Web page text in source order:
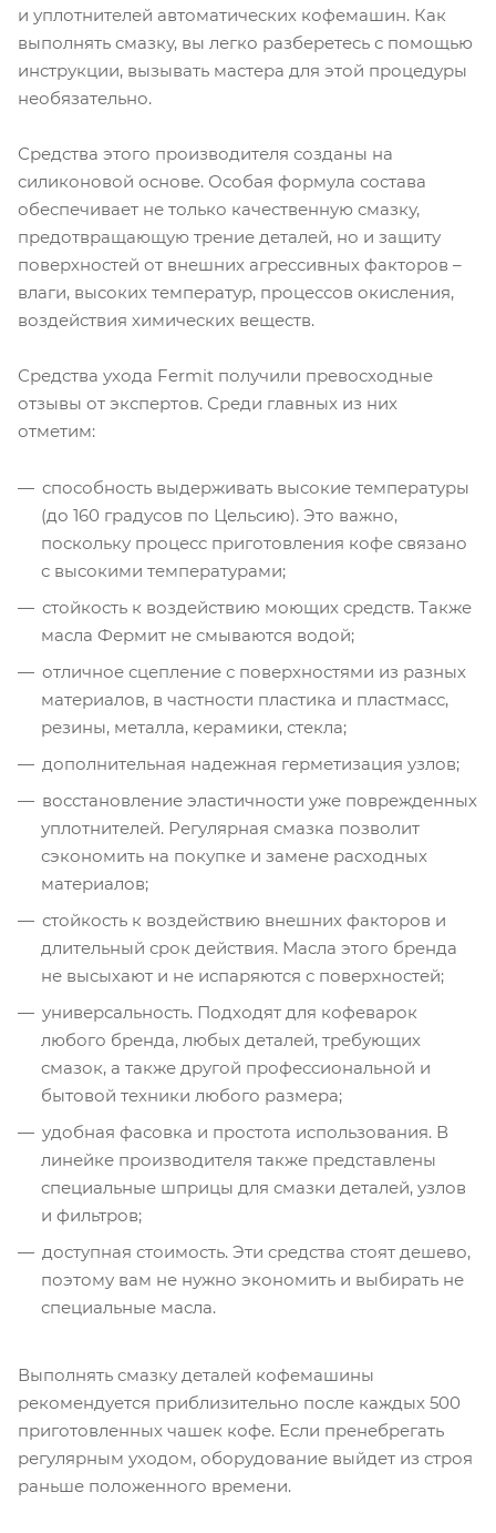
и уплотнителей автоматических кофемашин. Как
выполнять смазку, вы легко разберетесь с помощью
инструкции, вызывать мастера для этой процедуры
необязательно.
Средства этого производителя созданы на
силиконовой основе. Особая формула состава
обеспечивает не только качественную смазку,
предотвращающую трение деталей, но и защиту
поверхностей от внешних агрессивных факторов –
влаги, высоких температур, процессов окисления,
воздействия химических веществ.
Средства ухода Fermit получили превосходные
отзывы от экспертов. Среди главных из них
отметим:
способность выдерживать высокие температуры
(до 160 градусов по Цельсию). Это важно,
поскольку процесс приготовления кофе связано
с высокими температурами;
стойкость к воздействию моющих средств. Также
масла Фермит не смываются водой;
отличное сцепление с поверхностями из разных
материалов, в частности пластика и пластмасс,
резины, металла, керамики, стекла;
дополнительная надежная герметизация узлов;
восстановление эластичности уже поврежденных
уплотнителей. Регулярная смазка позволит
сэкономить на покупке и замене расходных
материалов;
стойкость к воздействию внешних факторов и
длительный срок действия. Масла этого бренда
не высыхают и не испаряются с поверхностей;
универсальность. Подходят для кофеварок
любого бренда, любых деталей, требующих
смазок, а также другой профессиональной и
бытовой техники любого размера;
удобная фасовка и простота использования. В
линейке производителя также представлены
специальные шприцы для смазки деталей, узлов
и фильтров;
доступная стоимость. Эти средства стоят дешево,
поэтому вам не нужно экономить и выбирать не
специальные масла.
Выполнять смазку деталей кофемашины
рекомендуется приблизительно после каждых 500
приготовленных чашек кофе. Если пренебрегать
регулярным уходом, оборудование выйдет из строя
раньше положенного времени.